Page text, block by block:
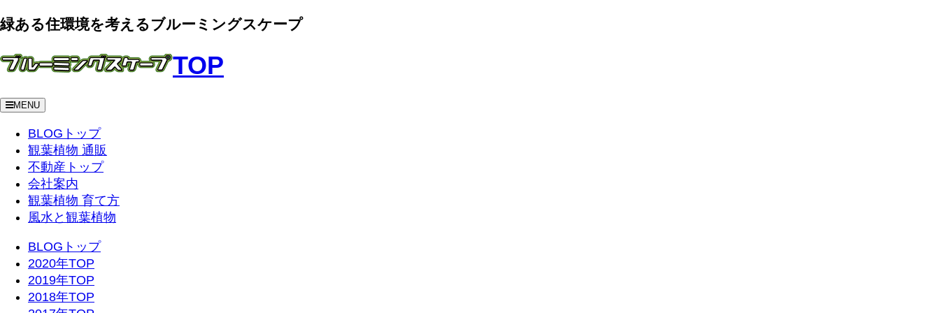
緑ある住環境を考えるブルーミングスケープ
TOP
MENU
BLOGトップ
観葉植物 通販
不動産トップ
会社案内
観葉植物 育て方
風水と観葉植物
BLOGトップ
2020年TOP
2019年TOP
2018年TOP